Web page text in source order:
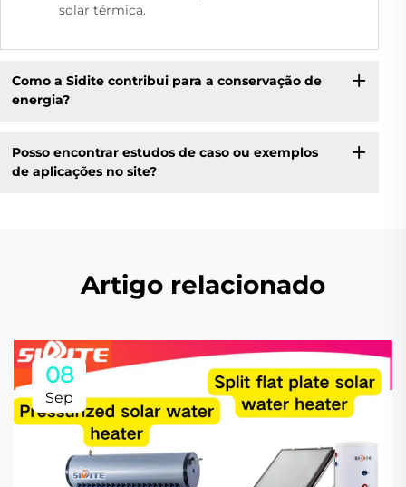
solar térmica.
Como a Sidite contribui para a conservação de
energia?
Posso encontrar estudos de caso ou exemplos
de aplicações no site?
Artigo relacionado
08
Sep